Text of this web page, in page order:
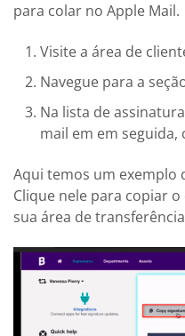
para colar no Apple Mail.
Visite a área de
Navegue para a
Na lista de
mail em em seguida,
Aqui temos um exemplo
Clique nele para copiar
sua área de